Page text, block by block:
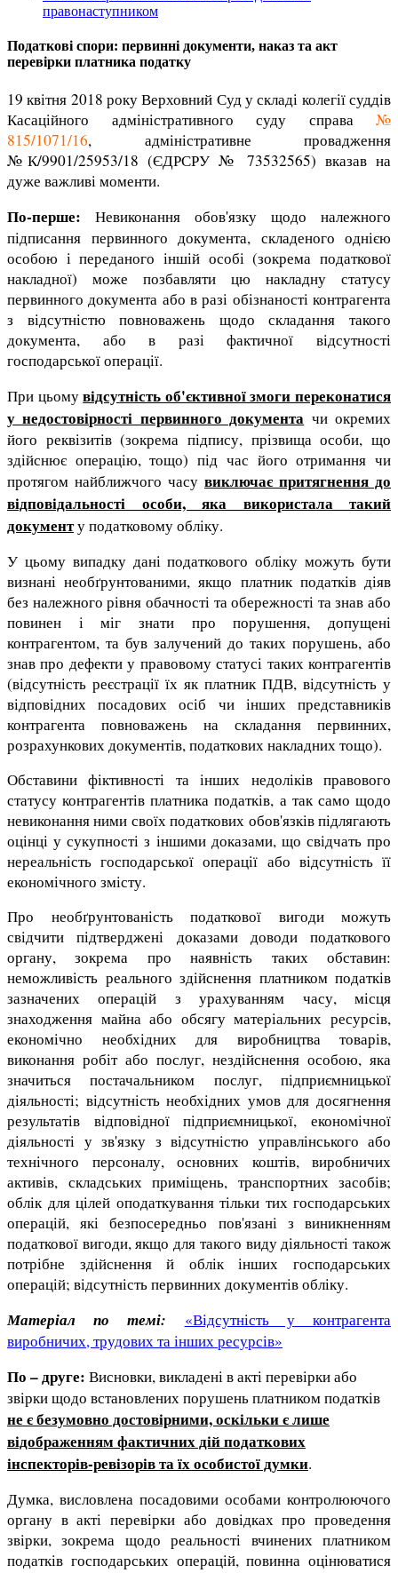
правонаступником
Податкові спори: первинні документи, наказ та акт
перевірки платника податку
19 квітня 2018 року Верховний Суд у складі колегії суддів
Касаційного адміністративного суду справа №
815/1071/16, адміністративне провадження
№К/9901/25953/18 (ЄДРСРУ № 73532565) вказав на
дуже важливі моменти.
По-перше: Невиконання обов'язку щодо належного
підписання первинного документа, складеного однією
особою і переданого іншій особі (зокрема податкової
накладної) може позбавляти цю накладну статусу
первинного документа або в разі обізнаності контрагента
з відсутністю повноважень щодо складання такого
документа, або в разі фактичної відсутності
господарської операції.
При цьомувідсутність об'єктивної змоги переконатися
у недостовірності первинного документа чи окремих
його реквізитів (зокрема підпису, прізвища особи, що
здійснює операцію, тощо) під час його отримання чи
протягом найближчого часу виключає притягнення до
відповідальності особи, яка використала такий
документу податковому обліку.
У цьому випадку дані податкового обліку можуть бути
визнані необґрунтованими, якщо платник податків діяв
без належного рівня обачності та обережності та знав або
повинен і міг знати про порушення, допущені
контрагентом, та був залучений до таких порушень, або
знав про дефекти у правовому статусі таких контрагентів
(відсутність реєстрації їх як платник ПДВ, відсутність у
відповідних посадових осіб чи інших представників
контрагента повноважень на складання первинних,
розрахункових документів, податкових накладних тощо).
Обставини фіктивності та інших недоліків правового
статусу контрагентів платника податків, а так само щодо
невиконання ними своїх податкових обов'язків підлягають
оцінці у сукупності з іншими доказами, що свідчать про
нереальність господарської операції або відсутність її
економічного змісту.
Про необґрунтованість податкової вигоди можуть
свідчити підтверджені доказами доводи податкового
органу, зокрема про наявність таких обставин:
неможливість реального здійснення платником податків
зазначених операцій з урахуванням часу, місця
знаходження майна або обсягу матеріальних ресурсів,
економічно необхідних для виробництва товарів,
виконання робіт або послуг, нездійснення особою, яка
значиться постачальником послуг, підприємницької
діяльності; відсутність необхідних умов для досягнення
результатів відповідної підприємницької, економічної
діяльності у зв'язку з відсутністю управлінського або
технічного персоналу, основних коштів, виробничих
активів, складських приміщень, транспортних засобів;
облік для цілей оподаткування тільки тих господарських
операцій, які безпосередньо пов'язані з виникненням
податкової вигоди, якщо для такого виду діяльності також
потрібне здійснення й облік інших господарських
операцій; відсутність первинних документів обліку.
Матеріал по темі:
«Відсутність у контрагента
виробничих, трудових та інших ресурсів»
По – друге: Висновки, викладені в акті перевірки або
звірки щодо встановлених порушень платником податків
не є безумовно достовірними, оскільки є лише
відображенням фактичних дій податкових
інспекторів-ревізорів та їх особистої думки.
Думка, висловлена посадовими особами контролюючого
органу в акті перевірки або довідках про проведення
звірки, зокрема щодо реальності вчинених платником
податків господарських операцій, повинна оцінюватися